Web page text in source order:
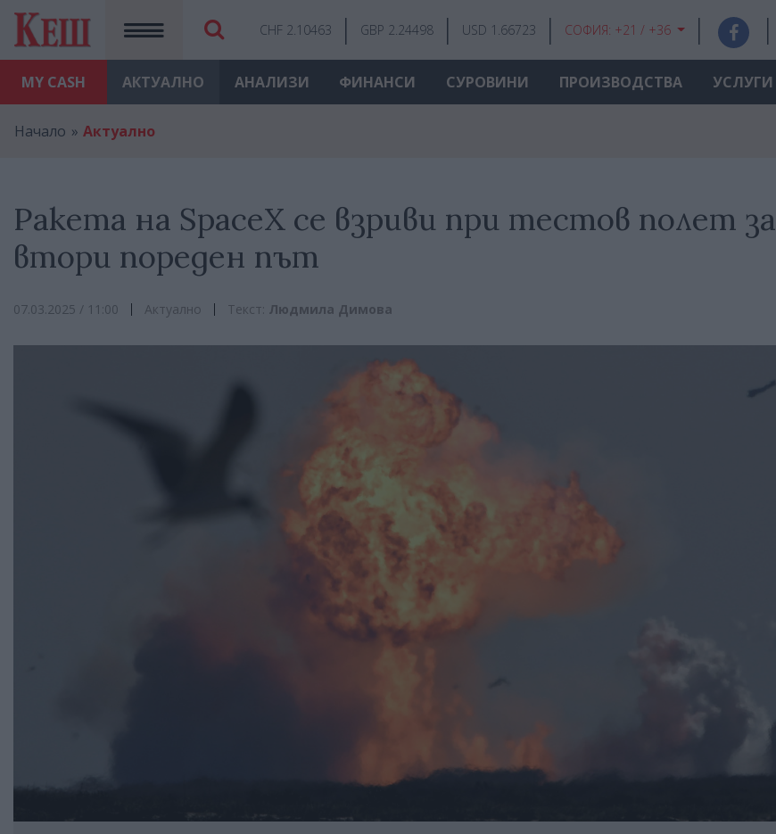
MY CASH
CHF 2.10463 GBP 2.24498 USD 1.66723 СОФИЯ: +21 / +36
АКТУАЛНО АНАЛИЗИ ФИНАНСИ СУРОВИНИ ПРОИЗВОДСТВА УСЛУГИ
Начало Актуално
Ракета на SpaceX се взриви при тестов полет за
втори пореден път
07.03.2025 / 11:00 Актуално Текст: Людмила Димова